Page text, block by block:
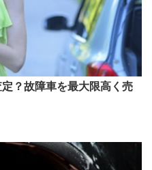
？故障車を最大限高く売